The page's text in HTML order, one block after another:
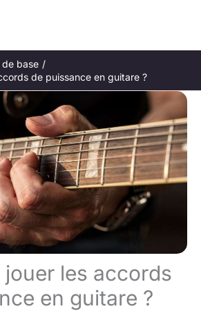
de base
de puissance en guitare ?
les accords
en guitare ?